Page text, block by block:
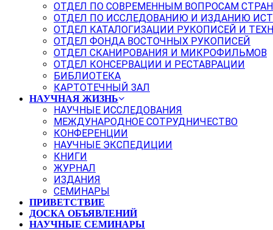
ОТДЕЛ ПО СОВРЕМЕННЫМ ВОПРОСАМ
ОТДЕЛ ПО ИССЛЕДОВАНИЮ И ИЗДАНИЮ
ОТДЕЛ КАТАЛОГИЗАЦИИ РУКОПИСЕЙ И
ОТДЕЛ ФОНДА ВОСТОЧНЫХ РУКОПИСЕЙ
ОТДЕЛ СКАНИРОВАНИЯ И МИКРОФИЛЬМОВ
ОТДЕЛ КОНСЕРВАЦИИ И РЕСТАВРАЦИИ
БИБЛИОТЕКА
КАРТОТЕЧНЫЙ ЗАЛ
НАУЧНАЯ ЖИЗНЬ
НАУЧНЫЕ ИССЛЕДОВАНИЯ
МЕЖДУНАРОДНОЕ СОТРУДНИЧЕСТВО
КОНФЕРЕНЦИИ
НАУЧНЫЕ ЭКСПЕДИЦИИ
КНИГИ
ЖУРНАЛ
ИЗДАНИЯ
СЕМИНАРЫ
ПРИВЕТСТВИЕ
ДОСКА ОБЪЯВЛЕНИЙ
НАУЧНЫЕ СЕМИНАРЫ